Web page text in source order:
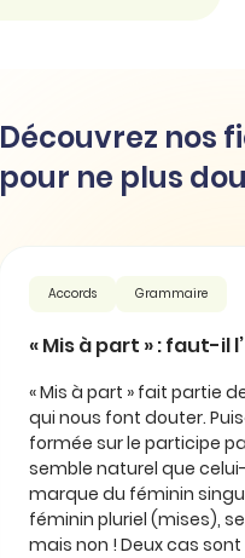
Découvrez nos
pour ne plus
Accords Grammaire
« Mis à part » : faut-il
« Mis à part » fait partie
qui nous font douter.
formée sur le participe
semble naturel que
marque du féminin
féminin pluriel (mises),
mais non ! Deux cas